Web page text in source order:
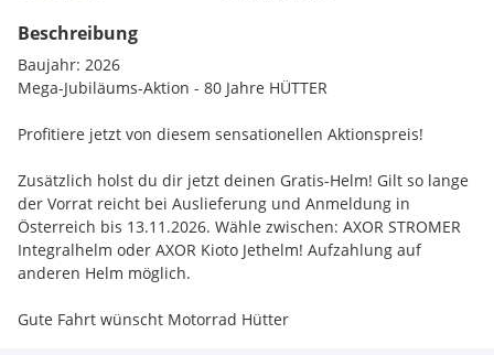
Beschreibung
Baujahr: 2026
Mega-Jubiläums-Aktion - 80 Jahre HÜTTER
Profitiere jetzt von diesem sensationellen Aktionspreis!
Zusätzlich holst du dir jetzt deinen Gratis-Helm! Gilt so lange
der Vorrat reicht bei Auslieferung und Anmeldung in
Österreich bis 13.11.2026. Wähle zwischen: AXOR STROMER
Integralhelm oder AXOR Kioto Jethelm! Aufzahlung auf
anderen Helm möglich.
Gute Fahrt wünscht Motorrad Hütter